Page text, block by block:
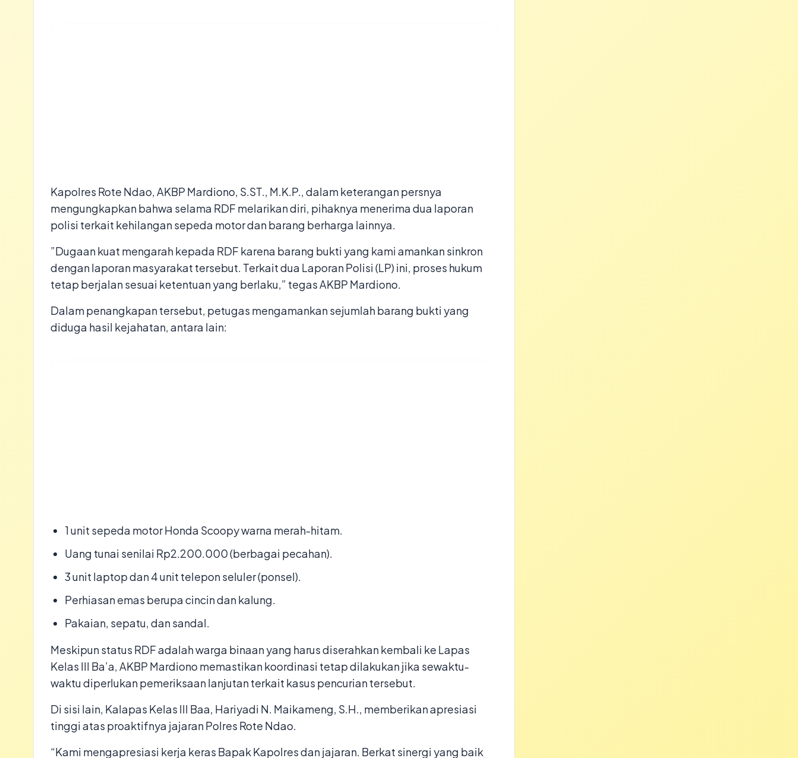
​Kapolres Rote Ndao, AKBP Mardiono, S.ST., M.K.P., dalam keterangan persnya
mengungkapkan bahwa selama RDF melarikan diri, pihaknya menerima dua laporan
polisi terkait kehilangan sepeda motor dan barang berharga lainnya.
​”Dugaan kuat mengarah kepada RDF karena barang bukti yang kami amankan sinkron
dengan laporan masyarakat tersebut. Terkait dua Laporan Polisi (LP) ini, proses hukum
tetap berjalan sesuai ketentuan yang berlaku,” tegas AKBP Mardiono.
Dalam penangkapan tersebut, petugas mengamankan sejumlah barang bukti yang
diduga hasil kejahatan, antara lain:
​1 unit sepeda motor Honda Scoopy warna merah-hitam.
​Uang tunai senilai Rp2.200.000 (berbagai pecahan).
​3 unit laptop dan 4 unit telepon seluler (ponsel).
​Perhiasan emas berupa cincin dan kalung.
​Pakaian, sepatu, dan sandal.
​Meskipun status RDF adalah warga binaan yang harus diserahkan kembali ke Lapas
Kelas III Ba’a, AKBP Mardiono memastikan koordinasi tetap dilakukan jika sewaktu-
waktu diperlukan pemeriksaan lanjutan terkait kasus pencurian tersebut.
​Di sisi lain, Kalapas Kelas III Baa, Hariyadi N. Maikameng, S.H., memberikan apresiasi
tinggi atas proaktifnya jajaran Polres Rote Ndao.
“Kami mengapresiasi kerja keras Bapak Kapolres dan jajaran. Berkat sinergi yang baik